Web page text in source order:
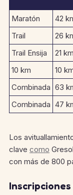
Maratón
42
Trail
26
Trail Ensija
21 km
10 km
10
Combinada 63
Combinada 47
Los
clave como
con más de 800